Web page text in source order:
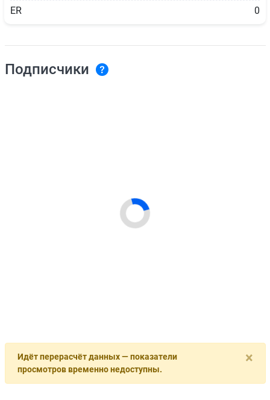
ER 0
Подписчики
×
Идёт перерасчёт данных — показатели
просмотров временно недоступны.